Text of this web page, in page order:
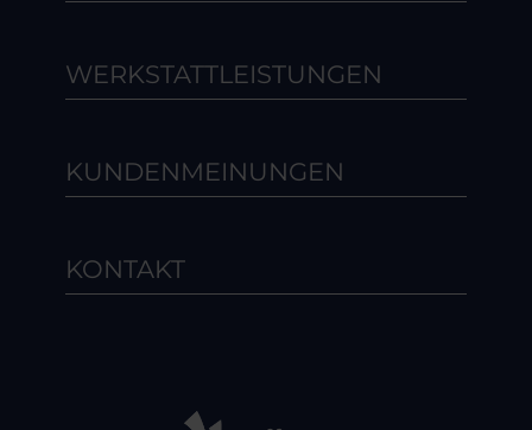
WERKSTATTLEISTUNGEN
KUNDENMEINUNGEN
KONTAKT